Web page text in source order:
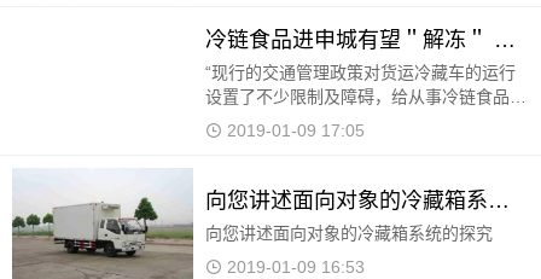
冷链食品进申城有望＂解冻＂ 冷藏车通行证或增
“现行的交通管理政策对货运冷藏车的运行
设置了不少限制及障碍，给从事冷链食品生
产销售的企业带来了经营困扰及负担”。市
2019-01-09 17:05
向您讲述面向对象的冷藏箱系统的探究
向您讲述面向对象的冷藏箱系统的探究
2019-01-09 16:53